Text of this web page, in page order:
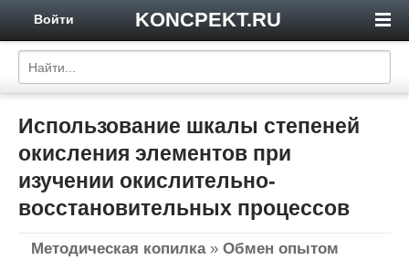
KONCPEKT.RU
Войти
Использование шкалы степеней
окисления элементов при
изучении окислительно-
восстановительных процессов
Методическая копилка» Обмен опытом